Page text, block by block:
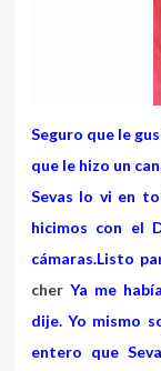
Seguro que le
que le hizo un
Sevas lo vi en
hicimos con el
cámaras.Listo
cherYa me
dije. Yo mismo
entero que